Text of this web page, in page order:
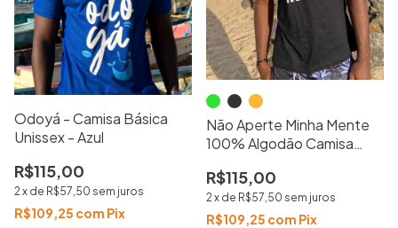
Odoyá - Camisa Básica
Unissex - Azul
R$115,00
2 x de R$57,50 sem juros
R$109,25 com Pix
Não Aperte Minha Mente
100% Algodão Camisa
R$115,00
2x de R$57,50 sem juros
R$109,25 com Pix